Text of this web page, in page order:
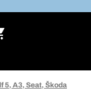
5, A3, Seat, Škoda